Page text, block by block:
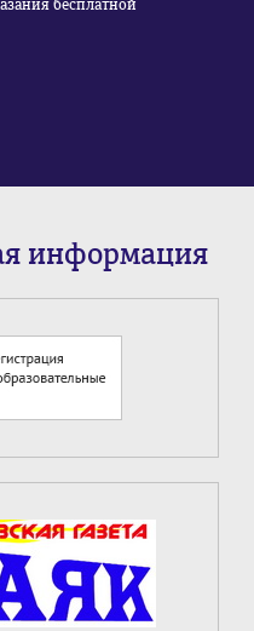
бесплатной
информация